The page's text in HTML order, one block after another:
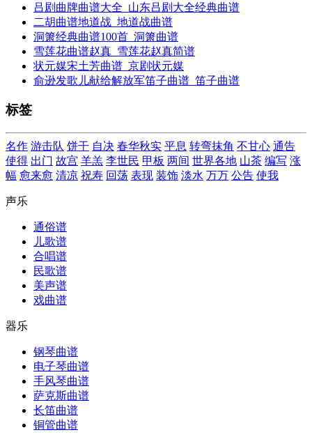
吕剧曲牌曲谱大全_山东吕剧大全经典曲谱
二胡曲谱地道战_地道战曲谱
洞箫经典曲谱100首_洞箫曲谱
雪莲花曲谱赵真_雪莲花赵真简谱
状元媒宋土芳曲谱_京剧状元媒
俞逊发歌儿献给解放军笛子曲谱_笛子曲谱
标签
名作 游击队 饼干 自决 春华秋实 平息 转弯抹角 不甘心 通告
使得 出门 故宫 羊羔 李世民 甲板 两间 世界各地 山茶 编写 涨
幅 愈来愈 清凉 祝寿 回荡 表现 装饰 淡水 万万 公告 使我
声乐
通俗谱
儿歌谱
合唱谱
民歌谱
美声谱
戏曲谱
器乐
钢琴曲谱
电子琴曲谱
手风琴曲谱
萨克斯曲谱
长笛曲谱
铜管曲谱